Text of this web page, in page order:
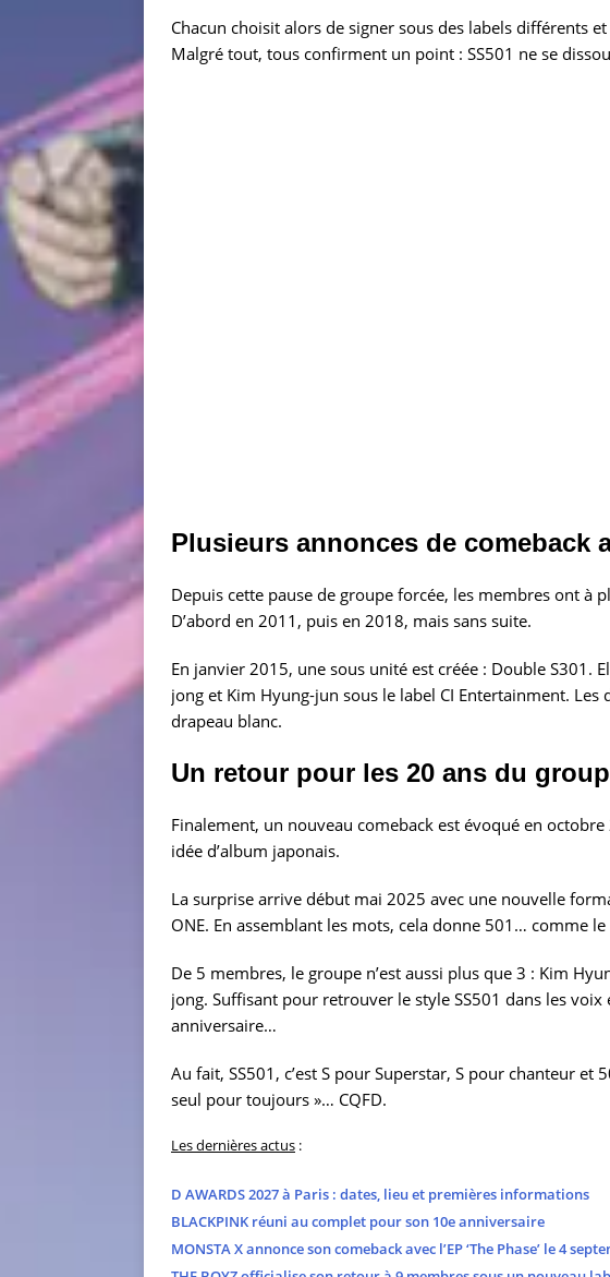
Chacun choisit alors de signer sous des labels différents
Malgré tout, tous confirment un point : SS501 ne se
Plusieurs annonces de comeback
Depuis cette pause de groupe forcée, les membres ont à
D’abord en 2011, puis en 2018, mais sans suite.
En janvier 2015, une sous unité est créée : Double S301.
jong et Kim Hyung-jun sous le label CI Entertainment.
drapeau blanc.
Un retour pour les 20 ans du
Finalement, un nouveau comeback est évoqué en
idée d’album japonais.
La surprise arrive début mai 2025 avec une nouvelle
ONE. En assemblant les mots, cela donne 501… comme le
De 5 membres, le groupe n’est aussi plus que 3 : Kim
jong. Suffisant pour retrouver le style SS501 dans les voix
anniversaire…
Au fait, SS501, c’est S pour Superstar, S pour chanteur
seul pour toujours »… CQFD.
Les dernières actus :
D AWARDS 2027 à Paris : dates, lieu et premières informations
BLACKPINK réuni au complet pour son 10e anniversaire
MONSTA X annonce son comeback avec l’EP ‘The Phase’ le 4